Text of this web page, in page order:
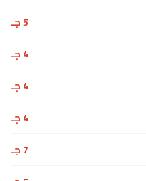
5 جـ
4 جـ
4 جـ
4 جـ
7 جـ